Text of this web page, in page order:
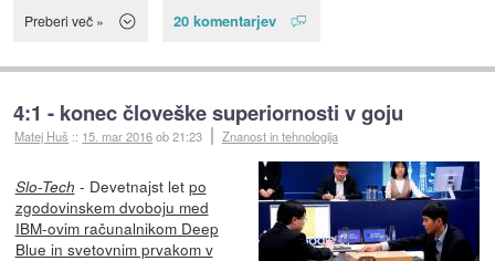
Preberi več » 20 komentarjev
4:1 - konec človeške superiornosti v goju
Matej Huš :: 15. mar 2016ob 21:23 Znanost in tehnologija
Slo-Tech - Devetnajst let po
zgodovinskem dvoboju med
IBM-ovim računalnikom Deep
Blue in svetovnim prvakom v